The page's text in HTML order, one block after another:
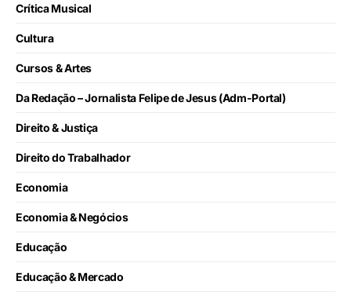
Crítica Musical
Cultura
Cursos & Artes
Da Redação – Jornalista Felipe de Jesus (Adm-Portal)
Direito & Justiça
Direito do Trabalhador
Economia
Economia & Negócios
Educação
Educação & Mercado